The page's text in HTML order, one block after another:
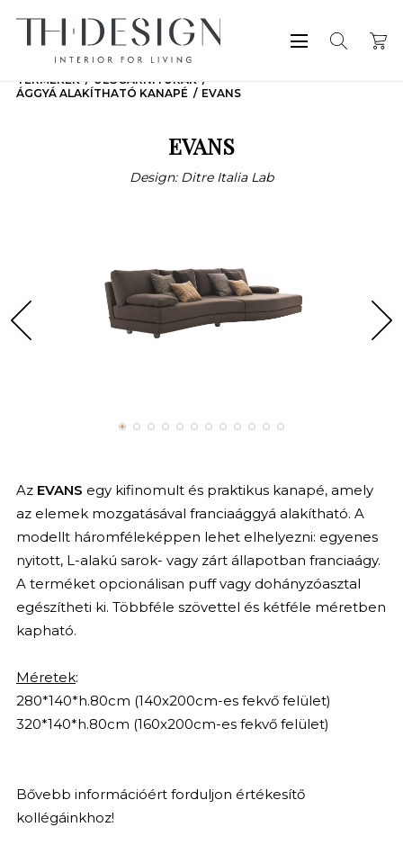
TERMÉKEK
ÜLŐGARNITÚRÁK
ÁGGYÁ ALAKÍTHATÓ KANAPÉ
EVANS
EVANS
Design: Ditre Italia Lab
Az EVANS egy kifinomult és praktikus kanapé, amely
az elemek mozgatásával franciaággyá alakítható. A
modellt háromféleképpen lehet elhelyezni: egyenes
nyitott, L-alakú sarok- vagy zárt állapotban franciaágy.
A terméket opcionálisan puff vagy dohányzóasztal
egészítheti ki. Többféle szövettel és kétféle méretben
kapható.
Méretek:
280*140*h.80cm (140x200cm-es fekvő felület)
320*140*h.80cm (160x200cm-es fekvő felület)
Bővebb információért forduljon értékesítő
kollégáinkhoz!